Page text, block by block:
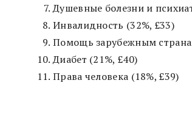
Душевные болезни и
Инвалидность (32%, £33)
Помощь зарубежным
Диабет (21%, £40)
Права человека (18%, £39)